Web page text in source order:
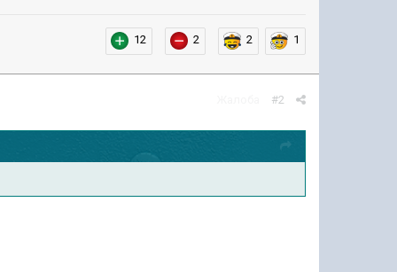
12 2 2 1
#2